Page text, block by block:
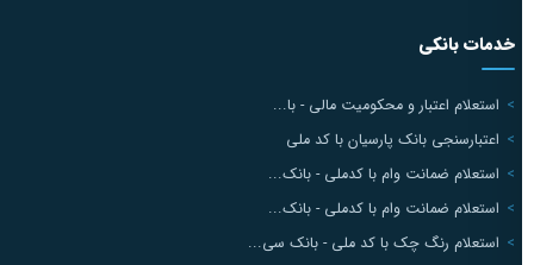
خدمات بانکی
استعلام اعتبار و محکومیت مالی - با...
اعتبارسنجی بانک پارسیان با کد ملی
استعلام ضمانت وام با کدملی - بانک...
استعلام ضمانت وام با کدملی - بانک...
استعلام رنگ چک با کد ملی - بانک سی...